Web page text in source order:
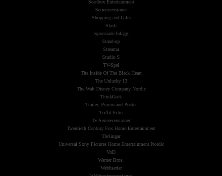
Scanbox Entertainment
Serierecensioner
Shopping and Gifts
Slash
Sponsrade Inlägg
Stand-up
Streama
Studio S
TV-Spel
The Inside Of The Black Heart
The Unlucky 13
The Walt Disney Company Nordic
ThinkGeek
Trailer, Promo and Poster
TriArt Film
Tv-Serierecensioner
Twentieth Century Fox Home Entertainment
Tävlingar
Universal Sony Pictures Home Entertainment Nordic
VoD
Warner Bros.
Webbserier